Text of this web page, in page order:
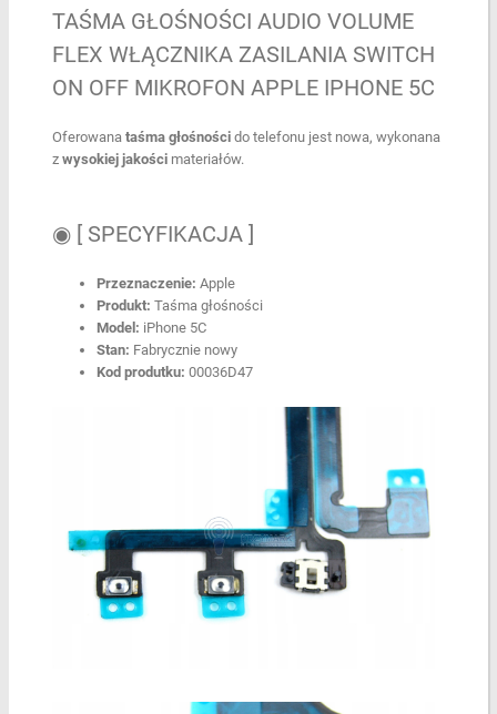
TAŚMA GŁOŚNOŚCI AUDIO VOLUME
FLEX WŁĄCZNIKA ZASILANIA SWITCH
ON OFF MIKROFON APPLE IPHONE 5C
Oferowana taśma głośności do telefonu jest nowa, wykonana
z wysokiej jakościmateriałów.
◉ [ SPECYFIKACJA ]
Przeznaczenie: Apple
Produkt: Taśma głośności
Model: iPhone 5C
Stan: Fabrycznie nowy
Kod produtku: 00036D47